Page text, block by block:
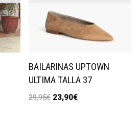
BAILARINAS UPTOWN
ULTIMA TALLA 37
29,95€ 23,90€